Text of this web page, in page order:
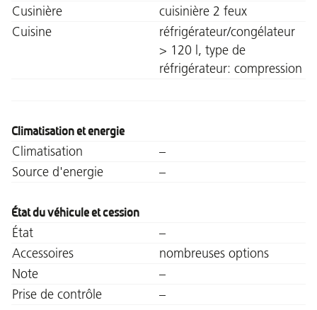
Cusinière
cuisinière 2 feux
Cuisine
réfrigérateur/congélateur
> 120 l, type de
réfrigérateur: compression
Climatisation et energie
Climatisation
–
Source d'energie
–
État du véhicule et cession
État
–
Accessoires
nombreuses options
Note
–
Prise de contrôle
–